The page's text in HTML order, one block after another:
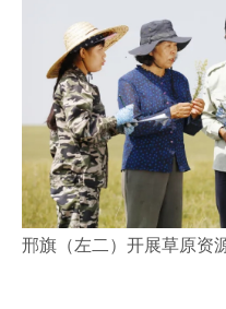
邢旗（左二）开展草原资